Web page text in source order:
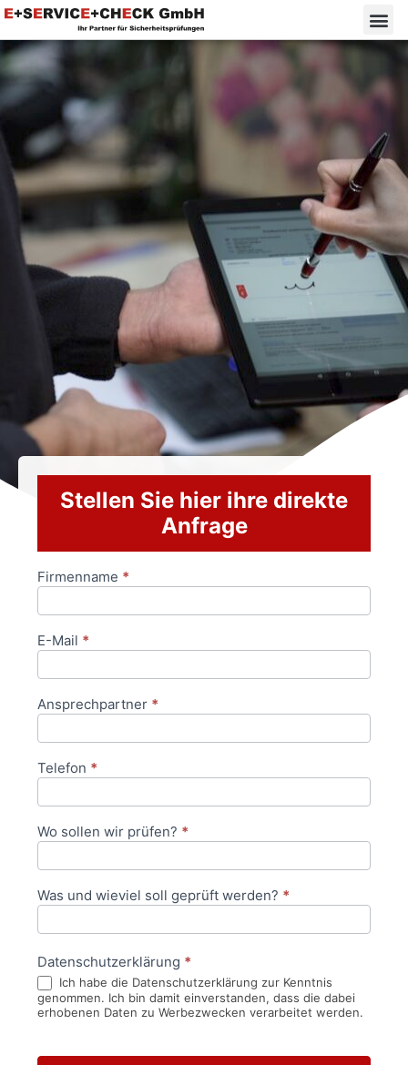
Stellen Sie hier ihre direkte
Anfrage
Anfrageformular
Firmenname *
E-Mail *
Ansprechpartner *
Telefon *
Wo sollen wir prüfen? *
Was und wieviel soll geprüft werden? *
Datenschutzerklärung *
Ich habe die Datenschutzerklärung zur Kenntnis
genommen. Ich bin damit einverstanden, dass die dabei
erhobenen Daten zu Werbezwecken verarbeitet werden.